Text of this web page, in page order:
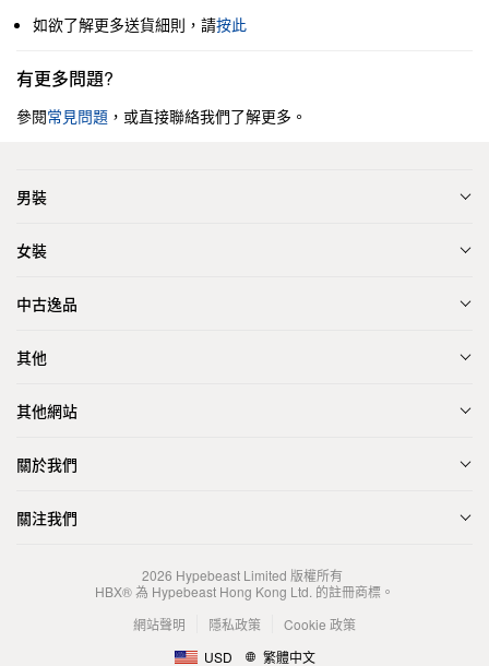
如欲了解更多送貨細則，請按此
有更多問題?
參閱常見問題 ，或直接聯絡我們了解更多。
男裝
女裝
中古逸品
其他
其他網站
關於我們
關注我們
2026 Hypebeast Limited 版權所有
HBX® 為 Hypebeast Hong Kong Ltd. 的註冊商標。
網站聲明
隱私政策
Cookie 政策
USD
繁體中文